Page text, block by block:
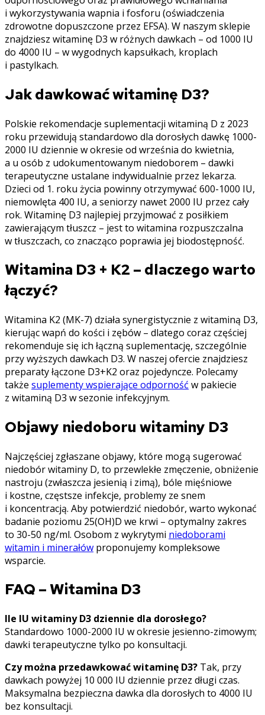
i wykorzystywania wapnia i fosforu (oświadczenia
zdrowotne dopuszczone przez EFSA). W naszym sklepie
znajdziesz witaminę D3 w różnych dawkach – od 1000 IU
do 4000 IU – w wygodnych kapsułkach, kroplach
i pastylkach.
Jak dawkować witaminę D3?
Polskie rekomendacje suplementacji witaminą D z 2023
roku przewidują standardowo dla dorosłych dawkę 1000-
2000 IU dziennie w okresie od września do kwietnia,
a u osób z udokumentowanym niedoborem – dawki
terapeutyczne ustalane indywidualnie przez lekarza.
Dzieci od 1. roku życia powinny otrzymywać 600-1000 IU,
niemowlęta 400 IU, a seniorzy nawet 2000 IU przez cały
rok. Witaminę D3 najlepiej przyjmować z posiłkiem
zawierającym tłuszcz – jest to witamina rozpuszczalna
w tłuszczach, co znacząco poprawia jej biodostępność.
Witamina D3 + K2 – dlaczego warto
łączyć?
Witamina K2 (MK-7) działa synergistycznie z witaminą D3,
kierując wapń do kości i zębów – dlatego coraz częściej
rekomenduje się ich łączną suplementację, szczególnie
przy wyższych dawkach D3. W naszej ofercie znajdziesz
preparaty łączone D3+K2 oraz pojedyncze. Polecamy
także suplementy wspierające odporność w pakiecie
z witaminą D3 w sezonie infekcyjnym.
Objawy niedoboru witaminy D3
Najczęściej zgłaszane objawy, które mogą sugerować
niedobór witaminy D, to przewlekłe zmęczenie, obniżenie
nastroju (zwłaszcza jesienią i zimą), bóle mięśniowe
i kostne, częstsze infekcje, problemy ze snem
i koncentracją. Aby potwierdzić niedobór, warto wykonać
badanie poziomu 25(OH)D we krwi – optymalny zakres
to 30-50 ng/ml. Osobom z wykrytymi niedoborami
witamin i minerałów proponujemy kompleksowe
wsparcie.
FAQ – Witamina D3
Ile IU witaminy D3 dziennie dla dorosłego?
Standardowo 1000-2000 IU w okresie jesienno-zimowym;
dawki terapeutyczne tylko po konsultacji.
Czy można przedawkować witaminę D3? Tak, przy
dawkach powyżej 10 000 IU dziennie przez długi czas.
Maksymalna bezpieczna dawka dla dorosłych to 4000 IU
bez konsultacji.